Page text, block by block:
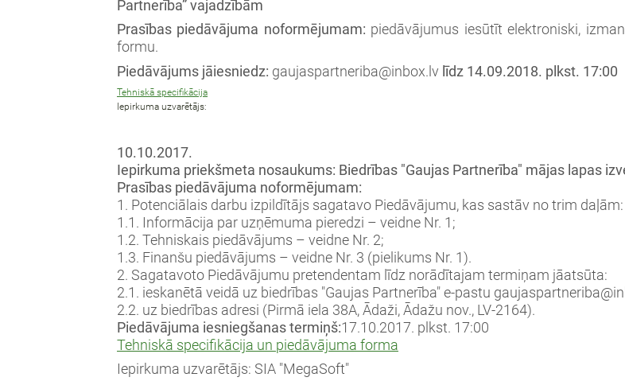
Partnerība” vajadzībām
Prasības piedāvājuma noformējumam: piedāvājumus iesūtīt elektroniski,
formu.
Piedāvājums jāiesniedz: gaujaspartneriba@inbox.lv līdz 14.09.2018. plkst. 17:00
Tehniskā specifikācija
Iepirkuma uzvarētājs:
10.10.2017.
Iepirkuma priekšmeta nosaukums: Biedrības "Gaujas Partnerība" mājas lapas
Prasības piedāvājuma noformējumam:
1. Potenciālais darbu izpildītājs sagatavo Piedāvājumu, kas sastāv no trim daļām:
1.1. Informācija par uzņēmuma pieredzi – veidne Nr. 1;
1.2. Tehniskais piedāvājums – veidne Nr. 2;
1.3. Finanšu piedāvājums – veidne Nr. 3 (pielikums Nr. 1).
2. Sagatavoto Piedāvājumu pretendentam līdz norādītajam termiņam jāatsūta:
2.1. ieskanētā veidā uz biedrības "Gaujas Partnerība" e-pastu
2.2. uz biedrības adresi (Pirmā iela 38A, Ādaži, Ādažu nov., LV-2164).
Piedāvājuma iesniegšanas termiņš:17.10.2017. plkst. 17:00
Tehniskā specifikācija un piedāvājuma forma
Iepirkuma uzvarētājs: SIA "MegaSoft"